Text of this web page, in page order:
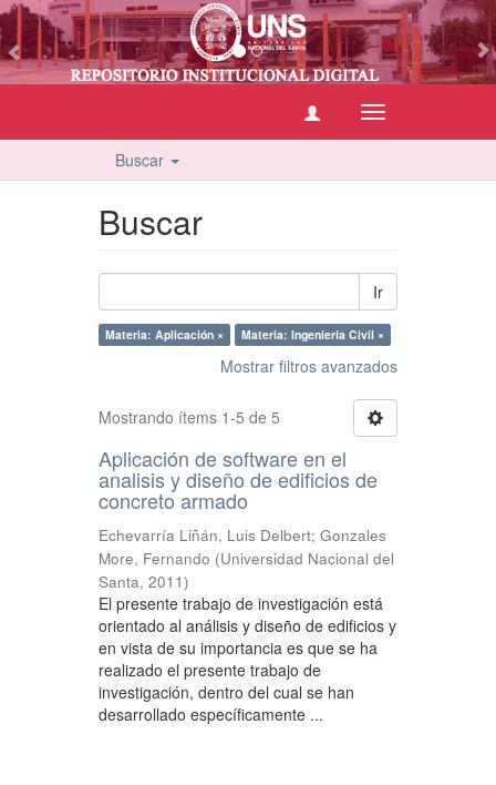
Cambiar
navegación
Buscar
Buscar
Ir
Materia: Aplicación × Materia: Ingeniería Civil ×
Mostrar filtros avanzados
Mostrando ítems 1-5 de 5
Aplicación de software en el
analisis y diseño de edificios de
concreto armado
Echevarría Liñán, Luis Delbert; Gonzales
More, Fernando (Universidad Nacional del
Santa, 2011)
El presente trabajo de investigación está
orientado al análisis y diseño de edificios y
en vista de su importancia es que se ha
realizado el presente trabajo de
investigación, dentro del cual se han
desarrollado específicamente ...